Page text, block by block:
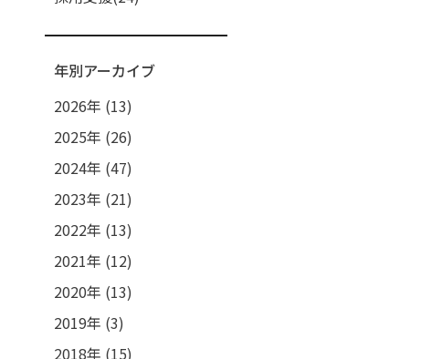
年別アーカイブ
2026年 (13)
2025年 (26)
2024年 (47)
2023年 (21)
2022年 (13)
2021年 (12)
2020年 (13)
2019年 (3)
2018年 (15)